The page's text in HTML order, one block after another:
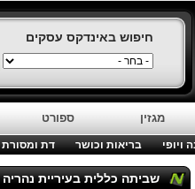
חיפוש באינדקס עסקים
מגזין ספורט
ויופי בריאות וכושר דת ומסורת
שביתה כללית בעיריית נהריה